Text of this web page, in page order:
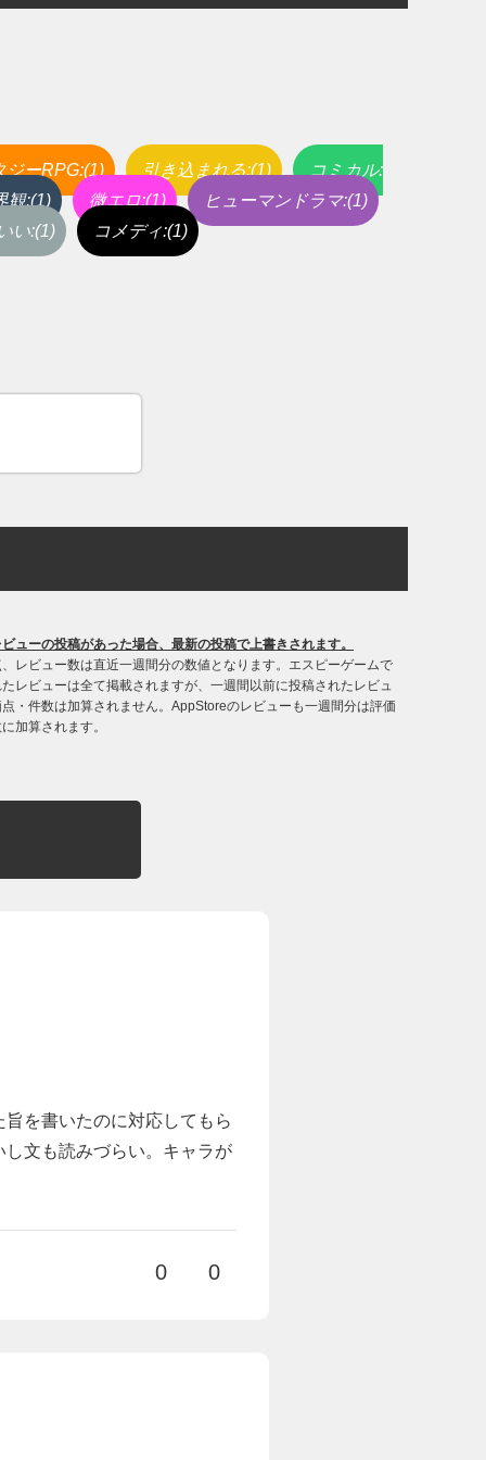
ジーRPG:(1) 引き込まれる:(1)
コミカル:
観:(1)
微エロ:(1)
ヒューマンドラマ:(1)
い:(1)
コメディ:(1)
ューの投稿があった場合、最新の投稿で上書きされます。
レビュー数は直近一週間分の数値となります。エスピーゲームで
レビューは全て掲載されますが、一週間以前に投稿されたレビュ
・件数は加算されません。AppStoreのレビューも一週間分は評価
加算されます。
を書いたのに対応してもら
文も読みづらい。キャラが
0 0